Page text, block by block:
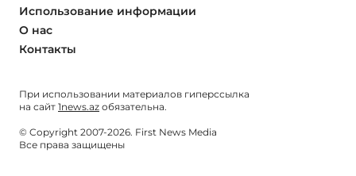
Использование информации
О нас
Контакты
При использовании материалов гиперссылка
на сайт 1news.az обязательна.
© Copyright 2007-2026. First News Media
Все права защищены